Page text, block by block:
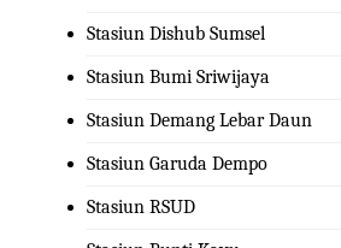
Stasiun Dishub Sumsel
Stasiun Bumi Sriwijaya
Stasiun Demang Lebar Daun
Stasiun Garuda Dempo
Stasiun RSUD